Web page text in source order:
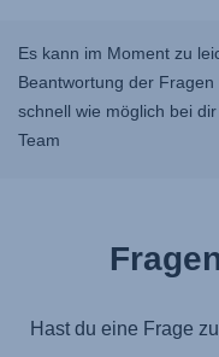
Es kann im Moment zu
Beantwortung der
schnell wie möglich bei
Team